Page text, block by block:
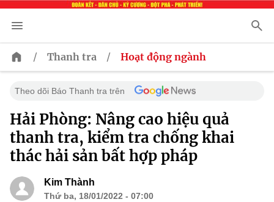
/ Thanh tra / Hoạt động ngành
Theo dõi Báo Thanh tra trên
Hải Phòng: Nâng cao hiệu quả
thanh tra, kiểm tra chống khai
thác hải sản bất hợp pháp
Kim Thành
Thứ ba, 18/01/2022 - 07:00